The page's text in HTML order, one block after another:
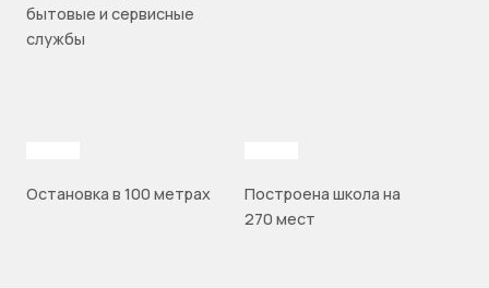
бытовые и сервисные
службы
Остановка в 100 метрах
Построена школа на
270 мест